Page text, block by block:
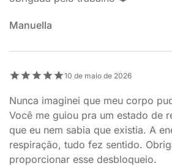
Manuella
10 de maio de 2026
Nunca imaginei que meu corpo
Você me guiou pra um estado de
que eu nem sabia que existia. A
respiração, tudo fez sentido.
proporcionar esse desbloqueio.